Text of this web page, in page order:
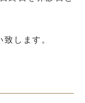
します。